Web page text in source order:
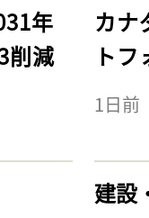
年
削減
カナ
ト
1日前
建設